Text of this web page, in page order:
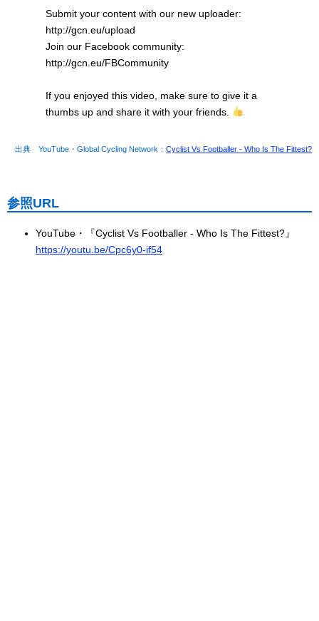
Submit your content with our new uploader:
http://gcn.eu/upload
Join our Facebook community:
http://gcn.eu/FBCommunity
If you enjoyed this video, make sure to give it a
thumbs up and share it with your friends.
出典 YouTube・Global Cycling Network： Cyclist Vs Footballer - Who Is The Fittest?
参照URL
YouTube・『Cyclist Vs Footballer - Who Is The Fittest?』
https://youtu.be/Cpc6y0-if54